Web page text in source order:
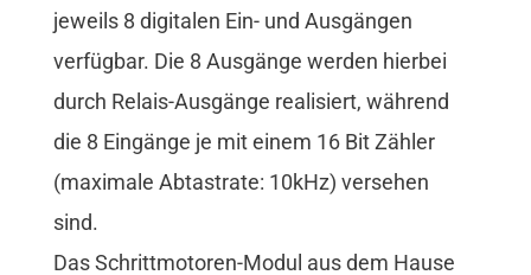
jeweils 8 digitalen Ein- und Ausgängen
verfügbar. Die 8 Ausgänge werden hierbei
durch Relais-Ausgänge realisiert, während
die 8 Eingänge je mit einem 16 Bit Zähler
(maximale Abtastrate: 10kHz) versehen
sind.
Das Schrittmotoren-Modul aus dem Hause